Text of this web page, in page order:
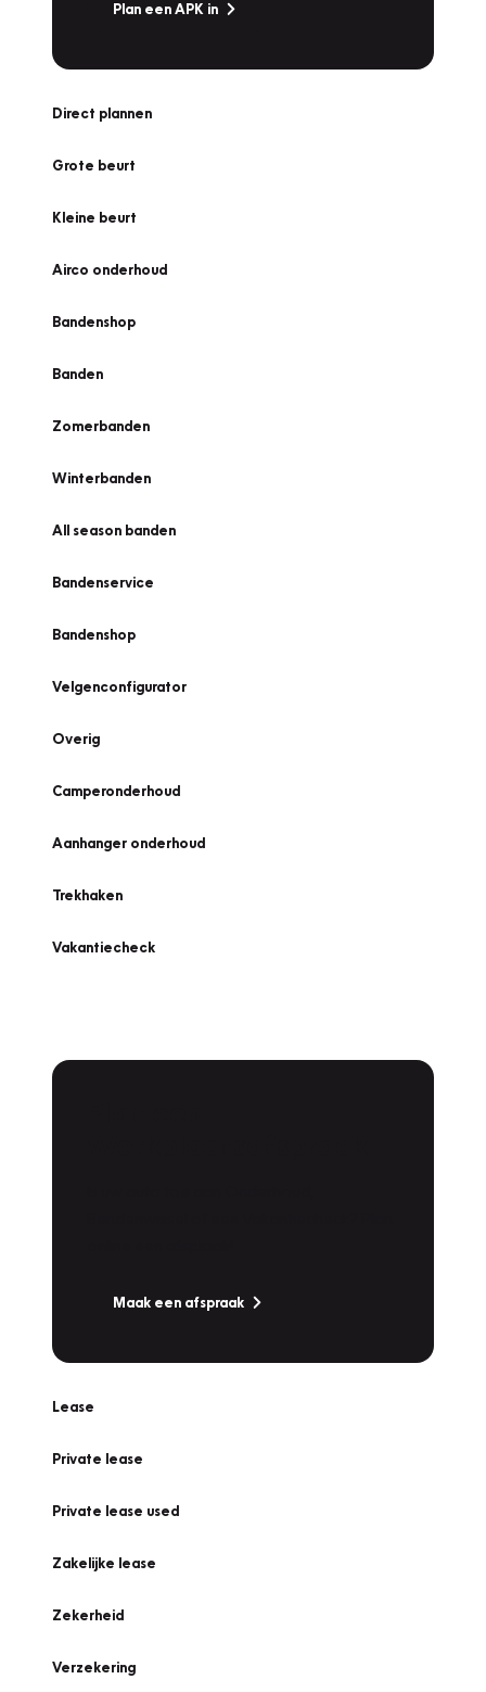
Plan een APK in
Direct plannen
Grote beurt
Kleine beurt
Airco onderhoud
Bandenshop
Banden
Zomerbanden
Winterbanden
All season banden
Bandenservice
Bandenshop
Velgenconfigurator
Overig
Camperonderhoud
Aanhanger onderhoud
Trekhaken
Vakantiecheck
Maak een afspraak
Lease
Private lease
Private lease used
Zakelijke lease
Zekerheid
Verzekering